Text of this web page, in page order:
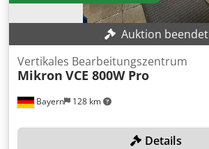
Auktion beendet
Bayern 128 km
Vertikales Bearbeitungszentrum
Mikron VCE 800W Pro
Details